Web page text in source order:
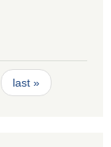
last »